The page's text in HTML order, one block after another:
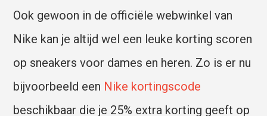
Ook gewoon in de officiële webwinkel van
Nike kan je altijd wel een leuke korting scoren
op sneakers voor dames en heren. Zo is er nu
bijvoorbeeld een Nike kortingscode
beschikbaar die je 25% extra korting geeft op